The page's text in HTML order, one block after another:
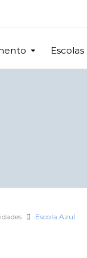
Escolas
Escola Azul